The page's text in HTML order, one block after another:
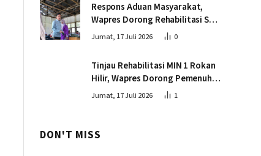
Respons Aduan Masyarakat,
Wapres Dorong Rehabilitasi SDN
016 Serusa Rokan Hilir
Jumat, 17 Juli 2026 0
Tinjau Rehabilitasi MIN 1 Rokan
Hilir, Wapres Dorong Pemenuhan
Sarana Prasarana Pendidikan
Jumat, 17 Juli 2026 1
DON'T MISS